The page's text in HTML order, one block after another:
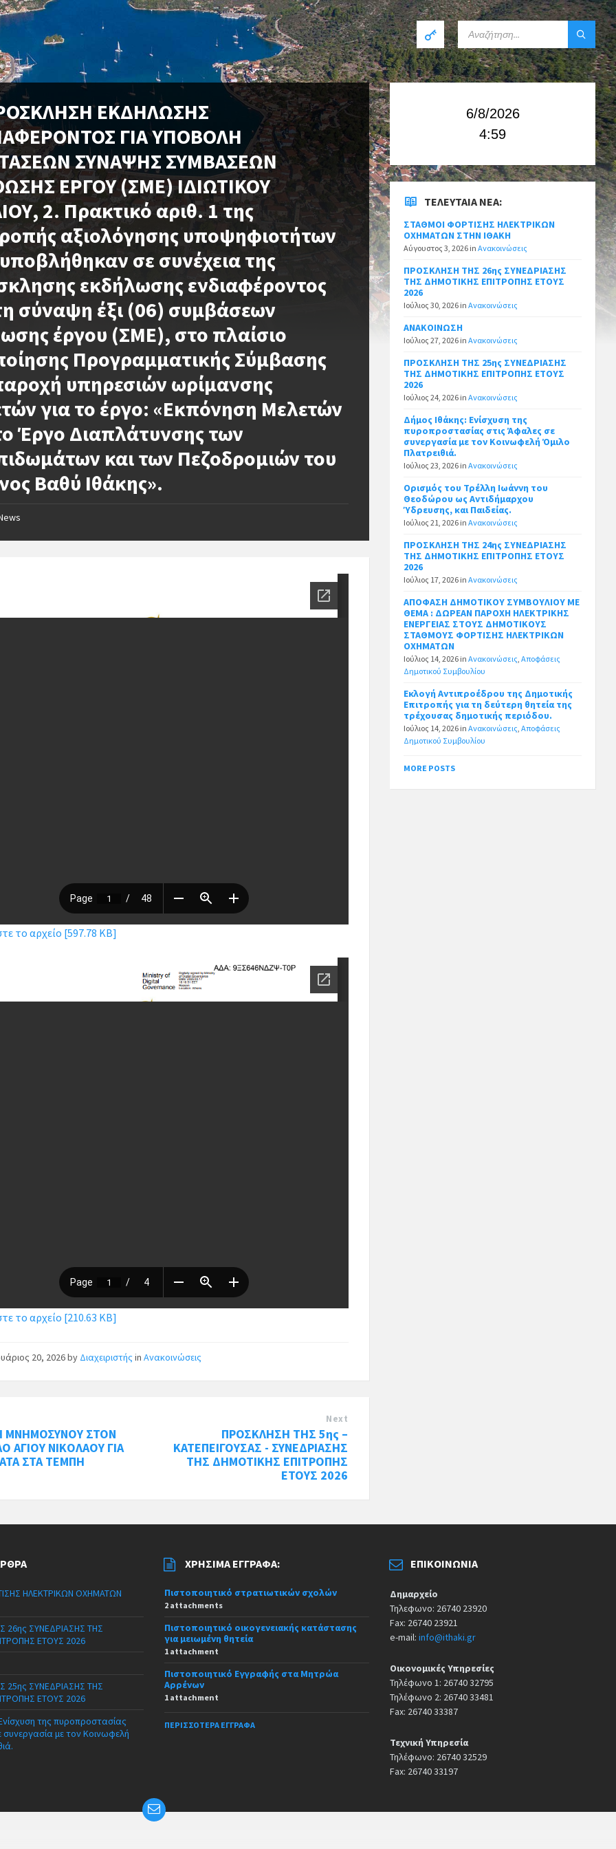
ΕΚΔΗΛΩΣΗΣ
ΓΙΑ ΥΠΟΒΟΛΗ
ΣΥΝΑΨΗΣ ΣΥΜΒΑΣΕΩΝ
ΕΡΓΟΥ (ΣΜΕ) ΙΔΙΩΤΙΚΟΥ
2. Πρακτικό αριθ. 1 της
αξιολόγησης υποψηφιοτήτων
σε συνέχεια της
εκδήλωσης ενδιαφέροντος
σύναψη έξι (06) συμβάσεων
έργου (ΣΜΕ), στο πλαίσιο
Προγραμματικής Σύμβασης
υπηρεσιών ωρίμανσης
για το έργο: «Εκπόνηση Μελετών
Έργο Διαπλάτυνσης των
και των Πεζοδρομιών του
Βαθύ Ιθάκης».
το αρχείο [597.78 KB]
το αρχείο [210.63 KB]
20, 2026by Διαχειριστής inΑνακοινώσεις
ΜΝΗΜΟΣΥΝΟΥ ΣΤΟΝ
ΑΓΙΟΥ ΝΙΚΟΛΑΟΥ ΓΙΑ
ΣΤΑ ΤΕΜΠΗ
Next
ΠΡΟΣΚΛΗΣΗ ΤΗΣ 5ης –
ΚΑΤΕΠΕΙΓΟΥΣΑΣ - ΣΥΝΕΔΡΙΑΣΗΣ
ΤΗΣ ΔΗΜΟΤΙΚΗΣ ΕΠΙΤΡΟΠΗΣ
ΕΤΟΥΣ 2026
6/8/2026
4:59
ΤΕΛΕΥΤΑΊΑ ΝΈΑ:
ΣΤΑΘΜΟΙ ΦΟΡΤΙΣΗΣ ΗΛΕΚΤΡΙΚΩΝ
ΟΧΗΜΑΤΩΝ ΣΤΗΝ ΙΘΑΚΗ
Αύγουστος 3, 2026 inΑνακοινώσεις
ΠΡΟΣΚΛΗΣΗ ΤΗΣ 26ης ΣΥΝΕΔΡΙΑΣΗΣ
ΤΗΣ ΔΗΜΟΤΙΚΗΣ ΕΠΙΤΡΟΠΗΣ ΕΤΟΥΣ
2026
Ιούλιος 30, 2026 inΑνακοινώσεις
ΑΝΑΚΟΙΝΩΣΗ
Ιούλιος 27, 2026 inΑνακοινώσεις
ΠΡΟΣΚΛΗΣΗ ΤΗΣ 25ης ΣΥΝΕΔΡΙΑΣΗΣ
ΤΗΣ ΔΗΜΟΤΙΚΗΣ ΕΠΙΤΡΟΠΗΣ ΕΤΟΥΣ
2026
Ιούλιος 24, 2026 inΑνακοινώσεις
Δήμος Ιθάκης: Ενίσχυση της
πυροπροστασίας στις Άφαλες σε
συνεργασία με τον Κοινωφελή Όμιλο
Πλατρειθιά.
Ιούλιος 23, 2026 inΑνακοινώσεις
Ορισμός του Τρέλλη Ιωάννη του
Θεοδώρου ως Αντιδήμαρχου
Ύδρευσης, και Παιδείας.
Ιούλιος 21, 2026 inΑνακοινώσεις
ΠΡΟΣΚΛΗΣΗ ΤΗΣ 24ης ΣΥΝΕΔΡΙΑΣΗΣ
ΤΗΣ ΔΗΜΟΤΙΚΗΣ ΕΠΙΤΡΟΠΗΣ ΕΤΟΥΣ
2026
Ιούλιος 17, 2026 inΑνακοινώσεις
ΑΠΟΦΑΣΗ ΔΗΜΟΤΙΚΟΥ ΣΥΜΒΟΥΛΙΟΥ ΜΕ
ΘΕΜΑ : ΔΩΡΕΑΝ ΠΑΡΟΧΗ ΗΛΕΚΤΡΙΚΗΣ
ΕΝΕΡΓΕΙΑΣ ΣΤΟΥΣ ΔΗΜΟΤΙΚΟΥΣ
ΣΤΑΘΜΟΥΣ ΦΟΡΤΙΣΗΣ ΗΛΕΚΤΡΙΚΩΝ
ΟΧΗΜΑΤΩΝ
Ιούλιος 14, 2026 inΑνακοινώσεις,Αποφάσεις
Δημοτικού Συμβουλίου
Εκλογή Αντιπροέδρου της Δημοτικής
Επιτροπής για τη δεύτερη θητεία της
τρέχουσας δημοτικής περιόδου.
Ιούλιος 14, 2026 inΑνακοινώσεις,Αποφάσεις
Δημοτικού Συμβουλίου
MORE POSTS
ΗΛΕΚΤΡΙΚΩΝ ΟΧΗΜΑΤΩΝ
26ης ΣΥΝΕΔΡΙΑΣΗΣ ΤΗΣ
ΕΤΟΥΣ 2026
25ης ΣΥΝΕΔΡΙΑΣΗΣ ΤΗΣ
ΕΤΟΥΣ 2026
της πυροπροστασίας
συνεργασία με τον Κοινωφελή
ΧΡΉΣΙΜΑ ΈΓΓΡΑΦΑ:
Πιστοποιητικό στρατιωτικών σχολών
2 attachments
Πιστοποιητικό οικογενειακής κατάστασης
για μειωμένη θητεία
1 attachment
Πιστοποιητικό Εγγραφής στα Μητρώα
Αρρένων
1 attachment
ΠΕΡΙΣΣΌΤΕΡΑ ΈΓΓΡΑΦΑ
ΕΠΙΚΟΙΝΩΝΊΑ
Δημαρχείο
Τηλεφωνο: 26740 23920
Fax: 26740 23921
e-mail:info@ithaki.gr
Οικονομικές Υπηρεσίες
Τηλέφωνο 1: 26740 32795
Τηλέφωνο 2: 26740 33481
Fax: 26740 33387
Τεχνική Υπηρεσία
Τηλέφωνο: 26740 32529
Fax: 26740 33197